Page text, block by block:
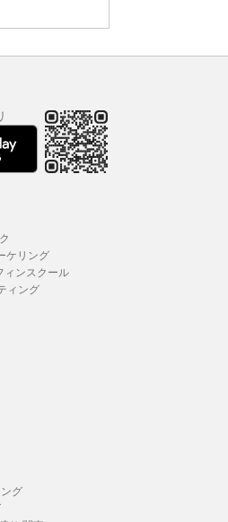
ケリング
ィンスクール
ィング
グ